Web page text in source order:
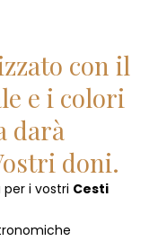
con il
e i colori
darà
doni.
per i vostri Cesti